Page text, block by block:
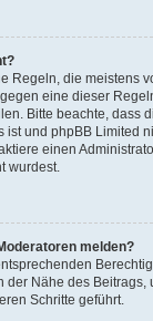
Regeln, die meistens
eine dieser
Bitte beachte, dass
ist und phpBB Limited
einen
wurdest.
melden?
der Nähe des Beitrags,
Schritte geführt.